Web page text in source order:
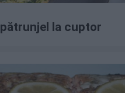
la cuptor